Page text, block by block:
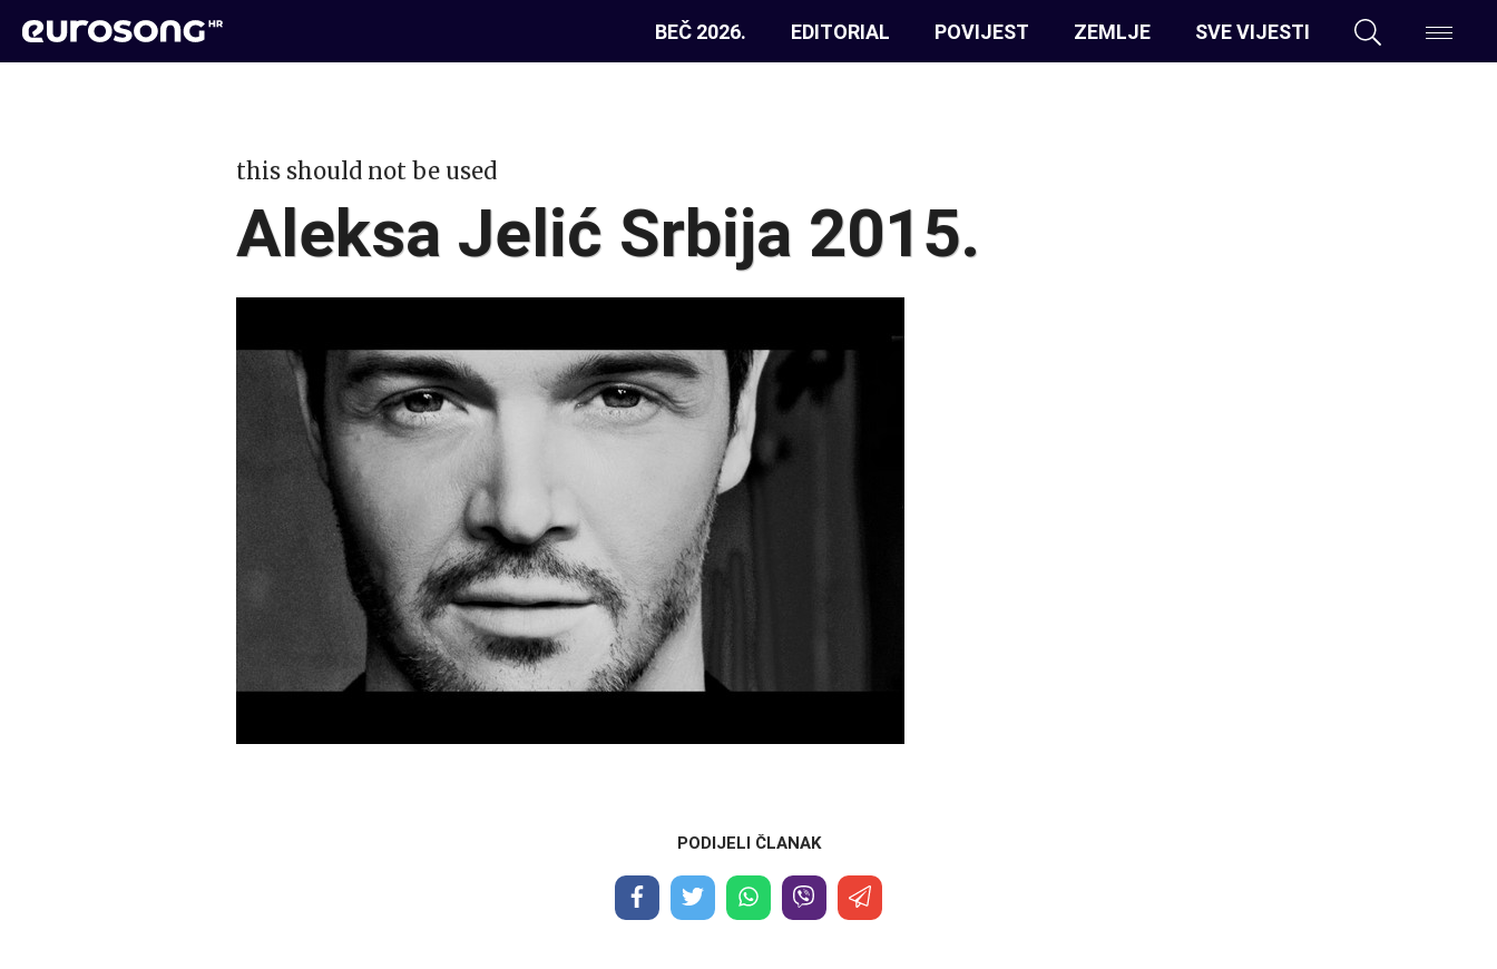
BEČ 2026. EDITORIAL POVIJEST ZEMLJE SVE VIJESTI
this should not be used
Aleksa Jelić Srbija 2015.
PODIJELI ČLANAK